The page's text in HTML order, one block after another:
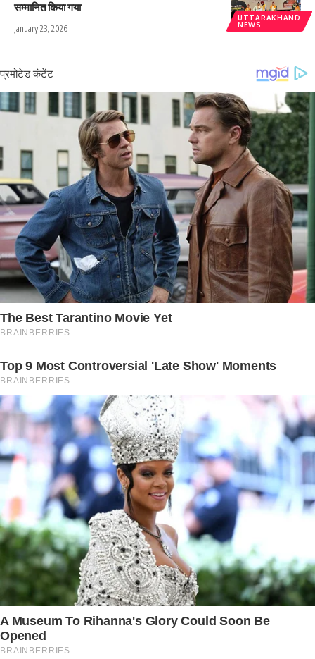
UTTARAKHAND
NEWS
सम्मानित किया गया
January 23, 2026